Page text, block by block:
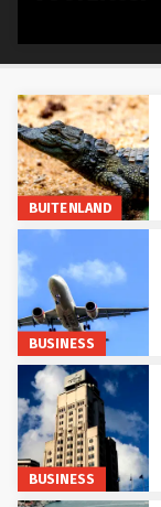
BUITENLAND
BUSINESS
BUSINESS